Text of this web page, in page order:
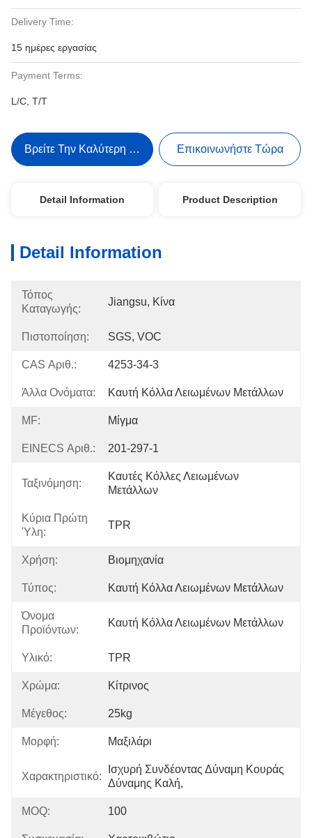
Delivery Time:
15 ημέρες εργασίας
Payment Terms:
L/C, T/T
Βρείτε Την Καλύτερη Τιμή Επικοινωνήστε Τώρα
Detail Information Product Description
Detail Information
Τόπος
Καταγωγής:
Jiangsu, Κίνα
Πιστοποίηση: SGS, VOC
CAS Αριθ.: 4253-34-3
Άλλα Ονόματα: Καυτή Κόλλα Λειωμένων Μετάλλων
MF: Μίγμα
EINECS Αριθ.: 201-297-1
Ταξινόμηση:
Καυτές Κόλλες Λειωμένων
Μετάλλων
Κύρια Πρώτη
Ύλη:
TPR
Χρήση: Βιομηχανία
Τύπος: Καυτή Κόλλα Λειωμένων Μετάλλων
Όνομα
Προϊόντων:
Καυτή Κόλλα Λειωμένων Μετάλλων
Υλικό: TPR
Χρώμα: Κίτρινος
Μέγεθος: 25kg
Μορφή: Μαξιλάρι
Χαρακτηριστικό:
Ισχυρή Συνδέοντας Δύναμη Κουράς
Δύναμης Καλή,
MOQ: 100